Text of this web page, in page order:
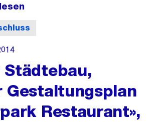
Gestaltungsplan
Restaurant»,